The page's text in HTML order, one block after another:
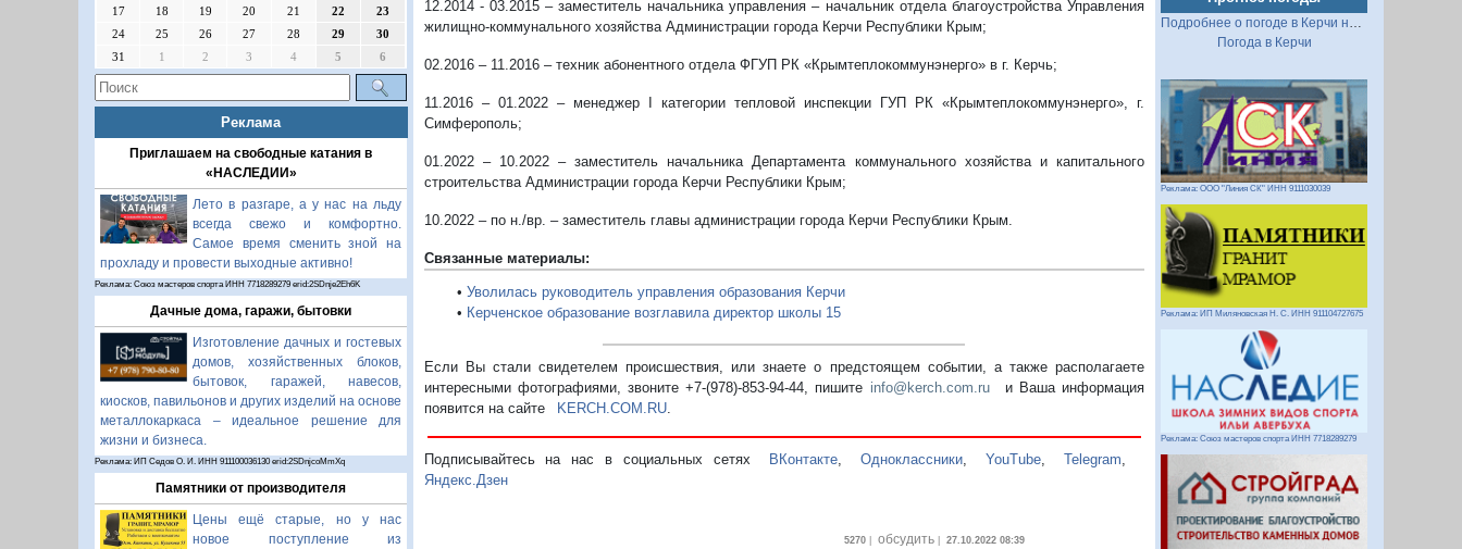
17
18 19 20 21 22
23
24
25 26 27 28 29
30
31
1 2 3 4 5 6
Реклама
Приглашаем на свободные катания в
«НАСЛЕДИИ»
Лето в разгаре, а у нас на льду
всегда свежо и комфортно.
Самое время сменить зной на
прохладу и провести выходные активно!
Реклама: Союз мастеров спорта ИНН 7718289279 erid:2SDnje2Eh6K
Дачные дома, гаражи, бытовки
Изготовление дачных и гостевых
домов, хозяйственных блоков,
бытовок, гаражей, навесов,
киосков, павильонов и других изделий на основе
металлокаркаса – идеальное решение для
жизни и бизнеса.
Реклама: ИП Седов О. И. ИНН 911100036130 erid:2SDnjcoMmXq
Памятники от производителя
Цены ещё старые, но у нас
новое поступление из
12.2014 - 03.2015 – заместитель начальника управления – начальник отдела благоустройства Управления
жилищно-коммунального хозяйства Администрации города Керчи Республики Крым;
02.2016 – 11.2016 – техник абонентного отдела ФГУП РК «Крымтеплокоммунэнерго» в г. Керчь;
11.2016 – 01.2022 – менеджер I категории тепловой инспекции ГУП РК «Крымтеплокоммунэнерго», г.
Симферополь;
01.2022 – 10.2022 – заместитель начальника Департамента коммунального хозяйства и капитального
строительства Администрации города Керчи Республики Крым;
10.2022 – по н./вр. – заместитель главы администрации города Керчи Республики Крым.
Связанные материалы:
• Уволилась руководитель управления образования Керчи
• Керченское образование возглавила директор школы 15
Если Вы стали свидетелем происшествия, или знаете о предстоящем событии, а также располагаете
интересными фотографиями, звоните +7-(978)-853-94-44, пишите info@kerch.com.ru и Ваша информация
появится на сайте KERCH.COM.RU.
Подписывайтесь на нас в социальных сетях ВКонтакте Одноклассники ,YouTube ,Telegram
Яндекс.Дзен
5270| обсудить| 27.10.2022 08:39
Подробнее о погоде в Керчи на 2 недели
Погода в Керчи
Реклама: ООО "Линия СК" ИНН 9111030039
Реклама: ИП Миляновская Н. С. ИНН 911104727675
Реклама: Союз мастеров спорта ИНН 7718289279